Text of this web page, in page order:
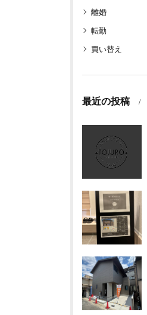
離婚
転勤
買い替え
最近の投稿